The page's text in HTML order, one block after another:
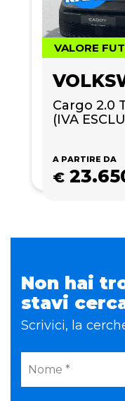
VALORE
Cargo 2.0
(IVA
A PARTIRE DA
€
Non hai
stavi
Scrivici, la